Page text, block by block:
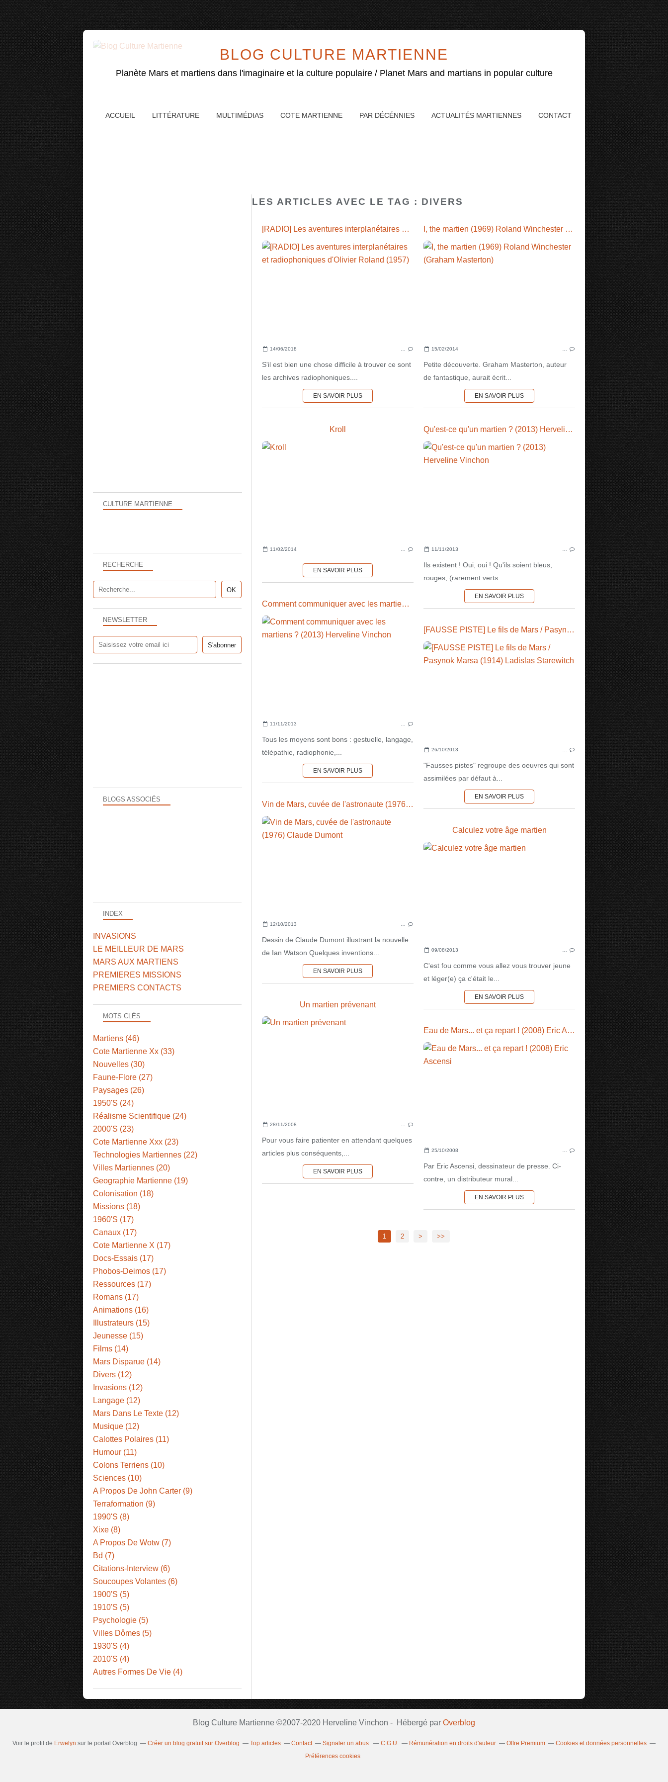
BLOG CULTURE MARTIENNE
Planète Mars et martiens dans l'imaginaire et la culture populaire / Planet Mars and martians in popular culture
ACCUEIL LITTÉRATURE MULTIMÉDIAS COTE MARTIENNE PAR DÉCÉNNIES ACTUALITÉS MARTIENNES CONTACT
LES ARTICLES AVEC LE TAG : DIVERS
[RADIO] Les aventures interplanétaires et radiophoniques d'Olivier Roland (1957)
1950'S
14/06/2018
S'il est bien une chose difficile à trouver ce sont
les archives radiophoniques....
EN SAVOIR PLUS
I, the martien (1969) Roland Winchester (Graham Masterton)
15/02/2014
Petite découverte. Graham Masterton, auteur
de fantastique, aurait écrit...
EN SAVOIR PLUS
Kroll
HUMOUR
11/02/2014
EN SAVOIR PLUS
Qu'est-ce qu'un martien ? (2013) Herveline Vinchon
11/11/2013
Ils existent ! Oui, oui ! Qu'ils soient bleus,
rouges, (rarement verts...
EN SAVOIR PLUS
Comment communiquer avec les martiens ? (2013) Herveline Vinchon
DIVERS
MARTIENS
PREMIER CONTACT
11/11/2013
Tous les moyens sont bons : gestuelle, langage,
télépathie, radiophonie,...
EN SAVOIR PLUS
[FAUSSE PISTE] Le fils de Mars / Pasynok Marsa (1914) Ladislas Starewitch
26/10/2013
"Fausses pistes" regroupe des oeuvres qui sont
assimilées par défaut à...
EN SAVOIR PLUS
Vin de Mars, cuvée de l'astronaute (1976) Claude Dumont
1970'S
12/10/2013
Dessin de Claude Dumont illustrant la nouvelle
de Ian Watson Quelques inventions...
EN SAVOIR PLUS
Calculez votre âge martien
09/08/2013
C'est fou comme vous allez vous trouver jeune
et léger(e) ça c'était le...
EN SAVOIR PLUS
Un martien prévenant
DIVERS
28/11/2008
Pour vous faire patienter en attendant quelques
articles plus conséquents,...
EN SAVOIR PLUS
Eau de Mars... et ça repart ! (2008) Eric Ascensi
25/10/2008
Par Eric Ascensi, dessinateur de presse. Ci-
contre, un distributeur mural...
EN SAVOIR PLUS
1 2 > >>
NEWSLETTER
RECHERCHE
INDEX
INVASIONS
LE MEILLEUR DE MARS
MARS AUX MARTIENS
PREMIERES MISSIONS
PREMIERS CONTACTS
MOTS CLÉS
Martiens (46)
Cote Martienne Xx (33)
Nouvelles (30)
Faune-Flore (27)
Paysages (26)
1950'S (24)
Réalisme Scientifique (24)
2000'S (23)
Cote Martienne Xxx (23)
Technologies Martiennes (22)
Villes Martiennes (20)
Geographie Martienne (19)
Colonisation (18)
Missions (18)
1960'S (17)
Canaux (17)
Cote Martienne X (17)
Docs-Essais (17)
Phobos-Deimos (17)
Ressources (17)
Romans (17)
Animations (16)
Illustrateurs (15)
Jeunesse (15)
Films (14)
Mars Disparue (14)
Divers (12)
Invasions (12)
Langage (12)
Mars Dans Le Texte (12)
Musique (12)
Calottes Polaires (11)
Humour (11)
Colons Terriens (10)
Sciences (10)
A Propos De John Carter (9)
Terraformation (9)
1990'S (8)
Xixe (8)
A Propos De Wotw (7)
Bd (7)
Citations-Interview (6)
Soucoupes Volantes (6)
1900'S (5)
1910'S (5)
Psychologie (5)
Villes Dômes (5)
1930'S (4)
2010'S (4)
Autres Formes De Vie (4)
CULTURE MARTIENNE
BLOGS ASSOCIÉS
Blog Culture Martienne ©2007-2020 Herveline Vinchon - Hébergé par Overblog
Voir le profil de Erwelyn sur le portail Overblog Créer un blog gratuit sur Overblog Top articles Contact Signaler un abus C.G.U. Rémunération en droits d'auteur Offre Premium
Cookies et données personnelles
Préférences cookies